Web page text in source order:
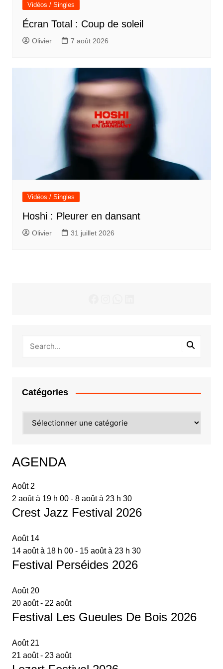
Vidéos / Singles
Écran Total : Coup de soleil
Olivier 7 août 2026
Vidéos / Singles
Hoshi : Pleurer en dansant
Olivier 31 juillet 2026
Catégories
AGENDA
Août 2
2 août à 19 h 00- 8 août à 23 h 30
Crest Jazz Festival 2026
Août 14
14 août à 18 h 00- 15 août à 23 h 30
Festival Perséides 2026
Août 20
20 août- 22 août
Festival Les Gueules De Bois 2026
Août 21
21 août- 23 août